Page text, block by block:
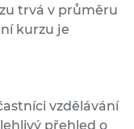
trvá v průměru
kurzu je
vzdělávání
přehled o